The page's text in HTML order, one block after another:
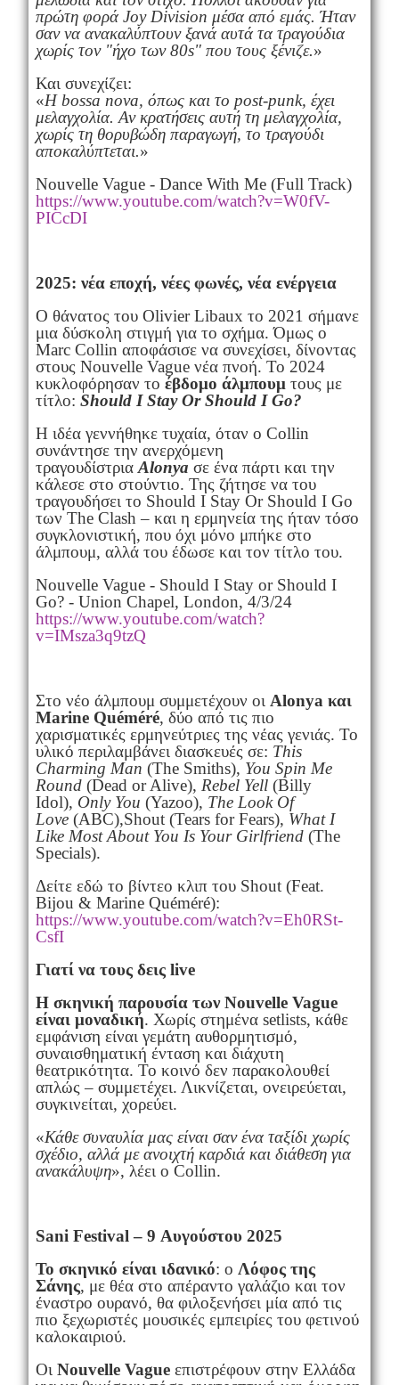
πρώτη φορά Joy Division μέσα από εμάς. Ήταν
σαν να ανακαλύπτουν ξανά αυτά τα τραγούδια
χωρίς τον "ήχο των 80s" που τους ξένιζε.»
Και συνεχίζει:
«Η bossa nova, όπως και το post-punk, έχει
μελαγχολία. Αν κρατήσεις αυτή τη μελαγχολία,
χωρίς τη θορυβώδη παραγωγή, το τραγούδι
αποκαλύπτεται.»
Nouvelle Vague - Dance With Me (Full Track)
https://www.youtube.com/watch?v=W0fV-
PICcDI
2025: νέα εποχή, νέες φωνές, νέα ενέργεια
Ο θάνατος του Olivier Libaux το 2021 σήμανε
μια δύσκολη στιγμή για το σχήμα. Όμως ο
Marc Collin αποφάσισε να συνεχίσει, δίνοντας
στους Nouvelle Vague νέα πνοή. Το 2024
κυκλοφόρησαν το έβδομο άλμπουμ τους με
τίτλο: Should I Stay Or Should I Go?
Η ιδέα γεννήθηκε τυχαία, όταν ο Collin
συνάντησε την ανερχόμενη
τραγουδίστρια Alonya σε ένα πάρτι και την
κάλεσε στο στούντιο. Της ζήτησε να του
τραγουδήσει το Should I Stay Or Should I Go
των The Clash – και η ερμηνεία της ήταν τόσο
συγκλονιστική, που όχι μόνο μπήκε στο
άλμπουμ, αλλά του έδωσε και τον τίτλο του.
Nouvelle Vague - Should I Stay or Should I
Go? - Union Chapel, London, 4/3/24
https://www.youtube.com/watch?
v=IMsza3q9tzQ
Στο νέο άλμπουμ συμμετέχουν οι Alonya και
Marine Quéméré, δύο από τις πιο
χαρισματικές ερμηνεύτριες της νέας γενιάς. Το
υλικό περιλαμβάνει διασκευές σε: This
Charming Man (The Smiths), You Spin Me
Round(Dead or Alive), Rebel Yell(Billy
Idol), Only You (Yazoo), The Look Of
Love(ABC),Shout (Tears for Fears), What I
Like Most About You Is Your Girlfriend(The
Specials).
Δείτε εδώ το βίντεο κλιπ του Shout (Feat.
Bijou & Marine Quéméré):
https://www.youtube.com/watch?v=Eh0RSt-
CsfI
Γιατί να τους δεις live
Η σκηνική παρουσία των Nouvelle Vague
είναι μοναδική. Χωρίς στημένα setlists, κάθε
εμφάνιση είναι γεμάτη αυθορμητισμό,
συναισθηματική ένταση και διάχυτη
θεατρικότητα. Το κοινό δεν παρακολουθεί
απλώς – συμμετέχει. Λικνίζεται, ονειρεύεται,
συγκινείται, χορεύει.
«Κάθε συναυλία μας είναι σαν ένα ταξίδι χωρίς
σχέδιο, αλλά με ανοιχτή καρδιά και διάθεση για
ανακάλυψη», λέει ο Collin.
Sani Festival – 9 Αυγούστου 2025
Το σκηνικό είναι ιδανικό: ο Λόφος της
Σάνης, με θέα στο απέραντο γαλάζιο και τον
έναστρο ουρανό, θα φιλοξενήσει μία από τις
πιο ξεχωριστές μουσικές εμπειρίες του φετινού
καλοκαιριού.
Οι Nouvelle Vagueεπιστρέφουν στην Ελλάδα